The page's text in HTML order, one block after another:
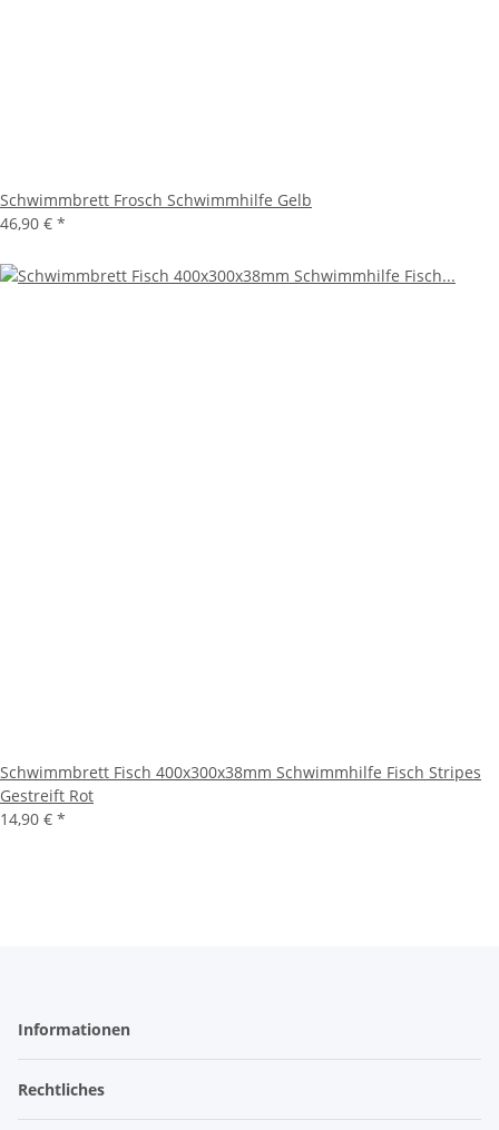
Schwimmbrett Frosch Schwimmhilfe Gelb
46,90 € *
Schwimmbrett Fisch 400x300x38mm Schwimmhilfe Fisch Stripes
Gestreift Rot
14,90 € *
Informationen
Rechtliches